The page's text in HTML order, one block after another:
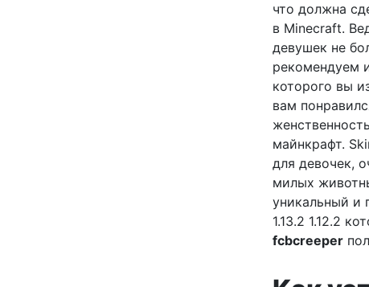
что должна
в Minecraft.
девушек не
рекомендуем
которого вы
вам
майнкрафт.
для девочек,
милых
уникальный и
1.13.2 1.12.2
fcbcreeper